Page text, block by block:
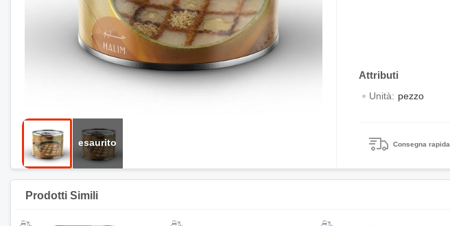
Unità: pezzo
Consegna rapida
Prodotti Simili